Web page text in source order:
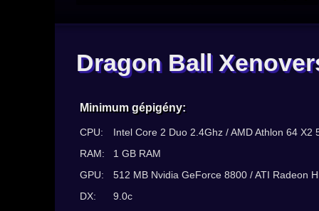
Dragon Ball
Minimum gépigény:
CPU:
Intel Core 2 Duo 2.4Ghz / AMD Athlon 64 X2
RAM:
1 GB RAM
GPU:
512 MB Nvidia GeForce 8800 / ATI Radeon
DX:
9.0c